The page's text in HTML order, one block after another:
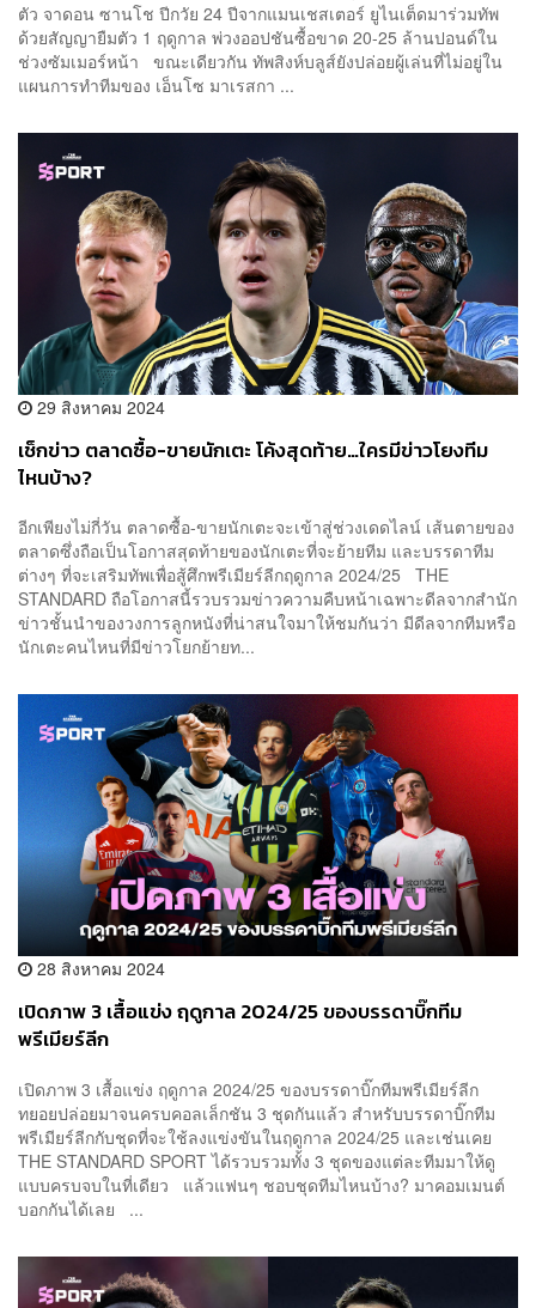
ตัว จาดอน ซานโช ปีกวัย 24 ปีจากแมนเชสเตอร์ ยูไนเต็ดมาร่วมทัพ
ด้วยสัญญายืมตัว 1 ฤดูกาล พ่วงออปชันซื้อขาด 20-25 ล้านปอนด์ใน
ช่วงซัมเมอร์หน้า ขณะเดียวกัน ทัพสิงห์บลูส์ยังปล่อยผู้เล่นที่ไม่อยู่ใน
แผนการทำทีมของ เอ็นโซ มาเรสกา ...
29 สิงหาคม 2024
เช็กข่าว ตลาดซื้อ-ขายนักเตะ โค้งสุดท้าย…ใครมีข่าวโยงทีม
ไหนบ้าง?
อีกเพียงไม่กี่วัน ตลาดซื้อ-ขายนักเตะจะเข้าสู่ช่วงเดดไลน์ เส้นตายของ
ตลาดซึ่งถือเป็นโอกาสสุดท้ายของนักเตะที่จะย้ายทีม และบรรดาทีม
ต่างๆ ที่จะเสริมทัพเพื่อสู้ศึกพรีเมียร์ลีกฤดูกาล 2024/25 THE
STANDARD ถือโอกาสนี้รวบรวมข่าวความคืบหน้าเฉพาะดีลจากสำนัก
ข่าวชั้นนำของวงการลูกหนังที่น่าสนใจมาให้ชมกันว่า มีดีลจากทีมหรือ
นักเตะคนไหนที่มีข่าวโยกย้ายท...
28 สิงหาคม 2024
เปิดภาพ 3 เสื้อแข่ง ฤดูกาล 2024/25 ของบรรดาบิ๊กทีม
พรีเมียร์ลีก
เปิดภาพ 3 เสื้อแข่ง ฤดูกาล 2024/25 ของบรรดาบิ๊กทีมพรีเมียร์ลีก
ทยอยปล่อยมาจนครบคอลเล็กชัน 3 ชุดกันแล้ว สำหรับบรรดาบิ๊กทีม
พรีเมียร์ลีกกับชุดที่จะใช้ลงแข่งขันในฤดูกาล 2024/25 และเช่นเคย
THE STANDARD SPORT ได้รวบรวมทั้ง 3 ชุดของแต่ละทีมมาให้ดู
แบบครบจบในที่เดียว แล้วแฟนๆ ชอบชุดทีมไหนบ้าง? มาคอมเมนต์
บอกกันได้เลย ...